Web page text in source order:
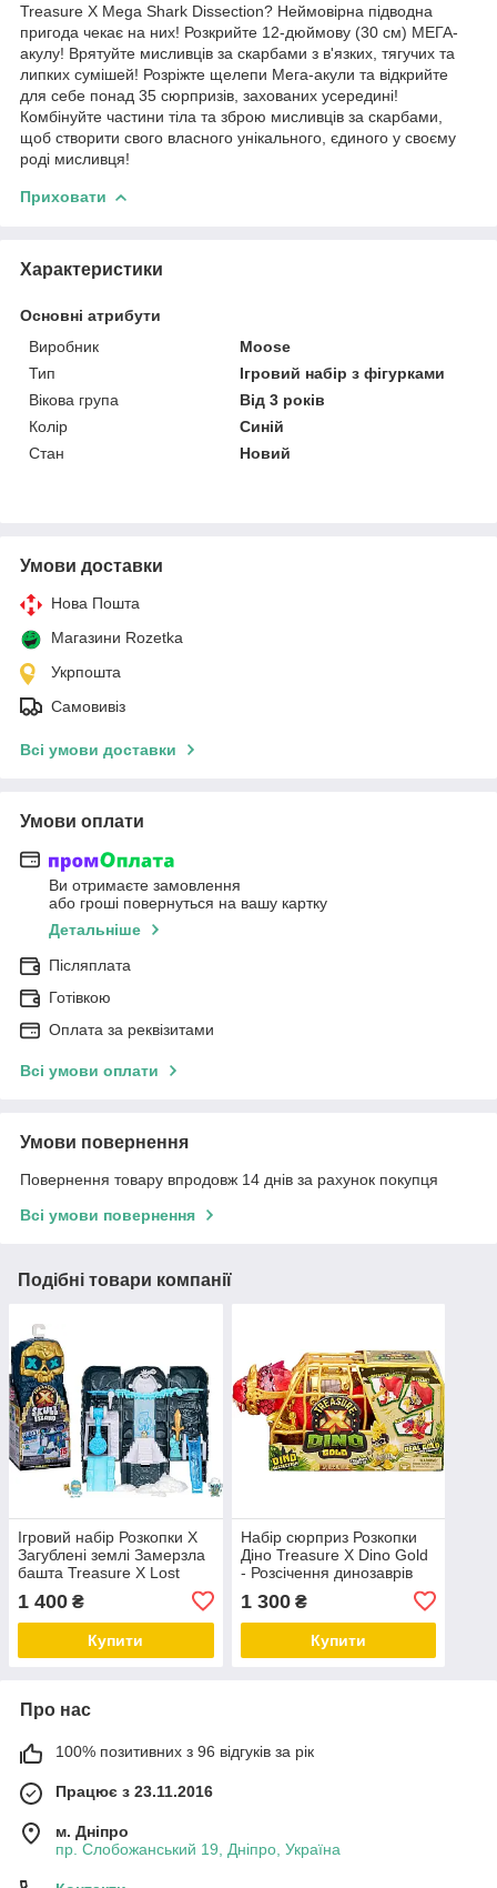
Treasure X Mega Shark Dissection? Неймовірна підводна
пригода чекає на них! Розкрийте 12-дюймову (30 см) МЕГА-
акулу! Врятуйте мисливців за скарбами з в'язких, тягучих та
липких сумішей! Розріжте щелепи Мега-акули та відкрийте
для себе понад 35 сюрпризів, захованих усередині!
Комбінуйте частини тіла та зброю мисливців за скарбами,
щоб створити свого власного унікального, єдиного у своєму
роді мисливця!
Приховати
Характеристики
Основні атрибути
Виробник
Moose
Тип
Ігровий набір з фігурками
Вікова група
Від 3 років
Колір
Синій
Стан
Новий
Умови доставки
Нова Пошта
Магазини Rozetka
Укрпошта
Самовивіз
Всі умови доставки
Умови оплати
Ви отримаєте замовлення
або гроші повернуться на вашу картку
Детальніше
Післяплата
Готівкою
Оплата за реквізитами
Всі умови оплати
Умови повернення
Повернення товару впродовж 14 днів за рахунок покупця
Всі умови повернення
Подібні товари компанії
Ігровий набір Розкопки X
Загублені землі Замерзла
башта Treasure X Lost
1 400 ₴
Купити
Набір сюрприз Розкопки
Діно Treasure X Dino Gold
- Розсічення динозаврів
1 300₴
Купити
Про нас
100% позитивних з 96 відгуків за рік
Працює з 23.11.2016
м. Дніпро
пр. Слобожанський 19, Дніпро, Україна